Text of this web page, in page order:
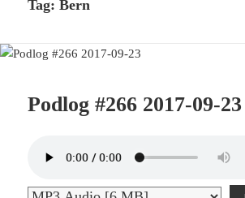
Tag:Bern
Podlog #266 2017-09-23